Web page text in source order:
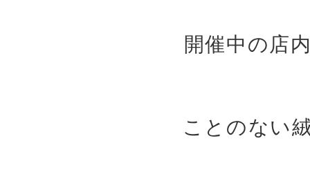
開催中の店
ことのない